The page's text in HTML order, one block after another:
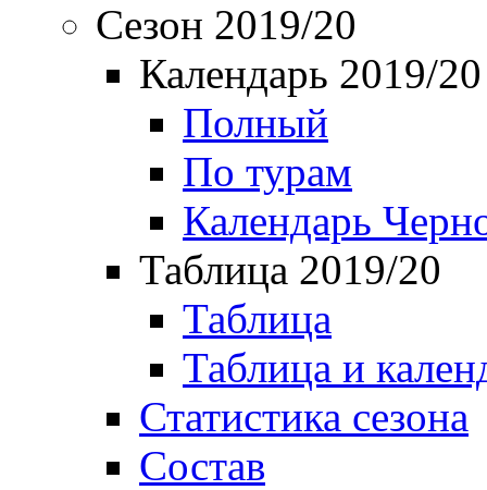
Сезон 2019/20
Календарь 2019/20
Полный
По турам
Календарь
Таблица 2019/20
Таблица
Таблица и
Статистика сезона
Состав